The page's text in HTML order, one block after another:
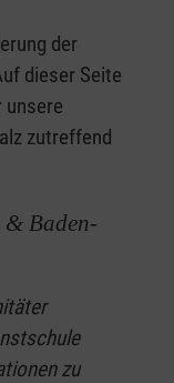
der
dieser Seite
unsere
zutreffend
& Baden-
zu